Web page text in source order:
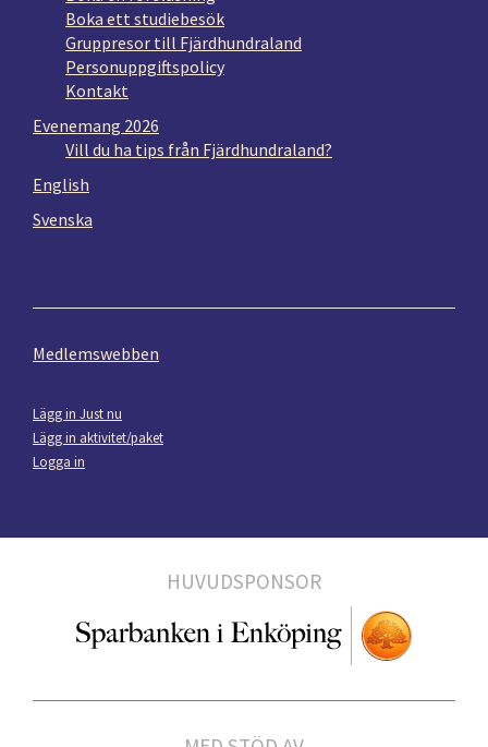
Boka ett studiebesök
Gruppresor till Fjärdhundraland
Personuppgiftspolicy
Kontakt
Evenemang 2026
Vill du ha tips från Fjärdhundraland?
English
Svenska
Medlemswebben
Lägg in Just nu
Lägg in aktivitet/paket
Logga in
HUVUDSPONSOR